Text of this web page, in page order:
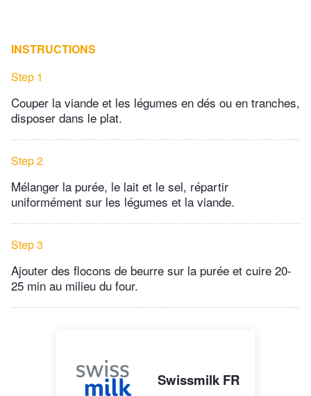
INSTRUCTIONS
Step 1
Couper la viande et les légumes en dés ou en tranches,
disposer dans le plat.
Step 2
Mélanger la purée, le lait et le sel, répartir
uniformément sur les légumes et la viande.
Step 3
Ajouter des flocons de beurre sur la purée et cuire 20-
25 min au milieu du four.
Swissmilk FR